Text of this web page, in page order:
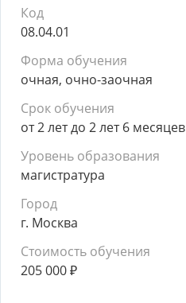
Код
08.04.01
Форма обучения
очная, очно-заочная
Срок обучения
от 2 лет до 2 лет 6 месяцев
Уровень образования
магистратура
Город
г. Москва
Стоимость обучения
205 000₽